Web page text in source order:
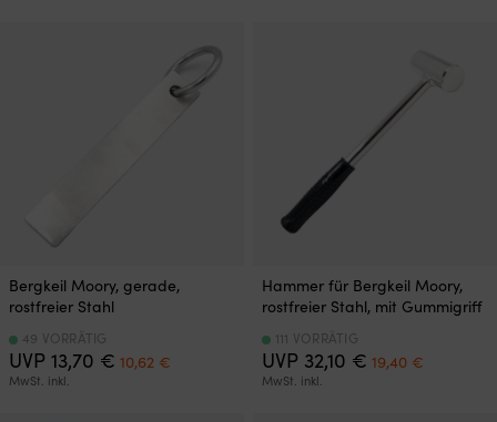
Bergkeil Moory, gerade,
rostfreier Stahl
UVP 13,70 € Ursprünglicher
Preis
10,62 €
MwSt. inkl.
49 VORRÄTIG
Hammer für Bergkeil Moory,
rostfreier Stahl, mit Gummigriff
UVP 32,10 € Ursprünglicher
Preis
19,40 €Aktueller
MwSt. inkl.
111 VORRÄTIG